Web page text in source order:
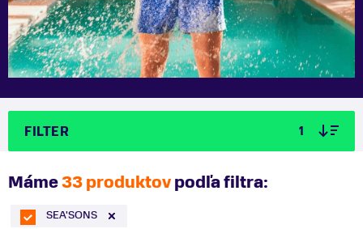
FILTER 1
Máme33 produktovpodľa filtra:
SEA'SONS